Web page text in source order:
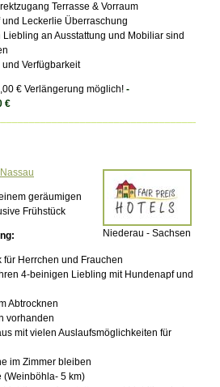
Terrasse & Vorraum
Leckerlie Überraschung
an Ausstattung und Mobiliar sind
Verfügbarkeit
€ Verlängerung möglich! -
€
Niederau - Sachsen
geräumigen
Frühstück
für Herrchen und Frauchen
4-beinigen Liebling mit Hundenapf und
Abtrocknen
vorhanden
mit vielen Auslaufsmöglichkeiten für
im Zimmer bleiben
(Weinböhla- 5 km)